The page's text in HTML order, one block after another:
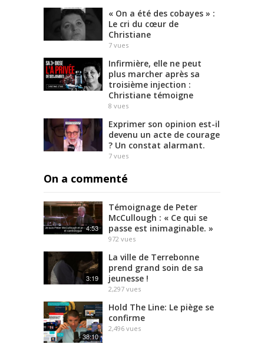
« On a été des cobayes » :
Le cri du cœur de
Christiane
7 vues
Infirmière, elle ne peut
plus marcher après sa
troisième injection :
Christiane témoigne
8 vues
Exprimer son opinion est-il
devenu un acte de courage
? Un constat alarmant.
7 vues
On a commenté
4:53
Témoignage de Peter
McCullough : « Ce qui se
passe est inimaginable. »
972 vues
3:19
La ville de Terrebonne
prend grand soin de sa
jeunesse !
2,297 vues
38:10
Hold The Line: Le piège se
confirme
2,496 vues